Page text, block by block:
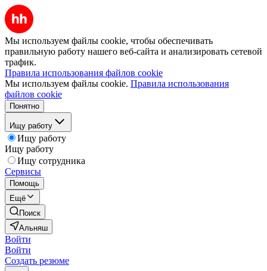
Мы используем файлы cookie, чтобы обеспечивать
правильную работу нашего веб-сайта и анализировать сетевой
трафик.
Правила использования файлов cookie
Мы используем файлы cookie. Правила использования
файлов cookie
Понятно
Ищу работу
Ищу работу
Ищу работу
Ищу сотрудника
Сервисы
Помощь
Ещё
Поиск
Альняш
Войти
Войти
Создать резюме